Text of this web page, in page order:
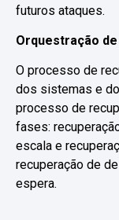
futuros ataques.
Orquestração
O processo de
dos sistemas e
processo de
fases:
escala e
recuperação de
espera.